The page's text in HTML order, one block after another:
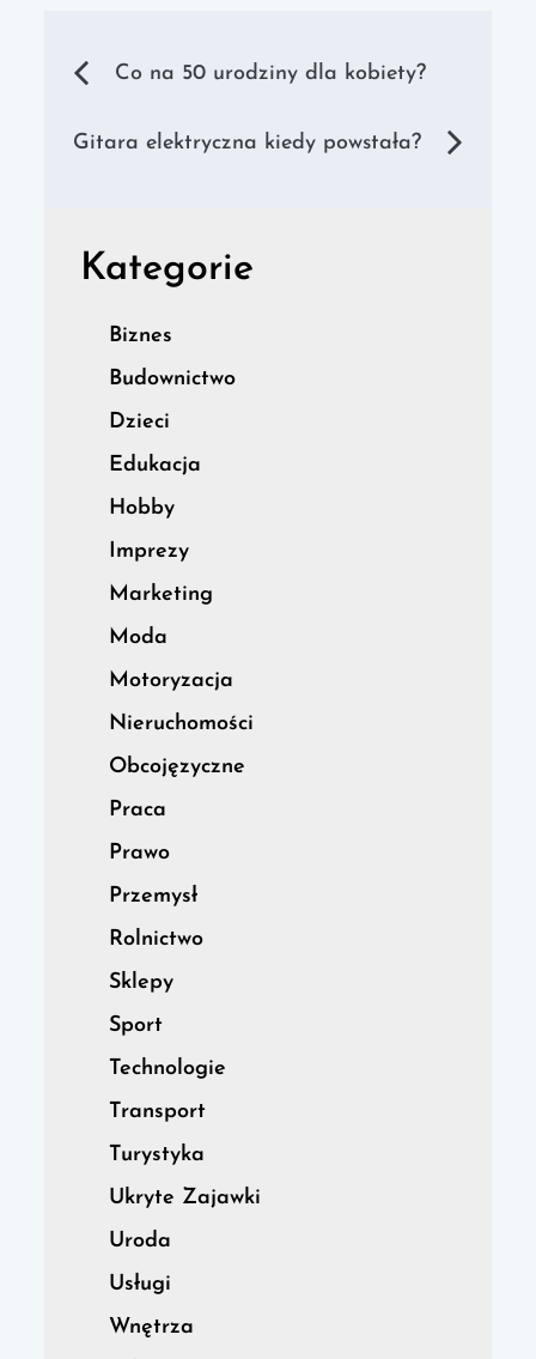
Nawigacja
wpisu
Co na 50 urodziny dla kobiety?
Gitara elektryczna kiedy powstała?
Kategorie
Biznes
Budownictwo
Dzieci
Edukacja
Hobby
Imprezy
Marketing
Moda
Motoryzacja
Nieruchomości
Obcojęzyczne
Praca
Prawo
Przemysł
Rolnictwo
Sklepy
Sport
Technologie
Transport
Turystyka
Ukryte Zajawki
Uroda
Usługi
Wnętrza